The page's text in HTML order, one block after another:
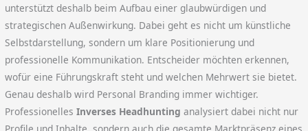
unterstützt deshalb beim Aufbau einer glaubwürdigen und
strategischen Außenwirkung. Dabei geht es nicht um künstliche
Selbstdarstellung, sondern um klare Positionierung und
professionelle Kommunikation. Entscheider möchten erkennen,
wofür eine Führungskraft steht und welchen Mehrwert sie bietet.
Genau deshalb wird Personal Branding immer wichtiger.
ProfessionellesInverses Headhunting analysiert dabei nicht nur
Profile und Inhalte, sondern auch die gesamte Marktpräsenz eines